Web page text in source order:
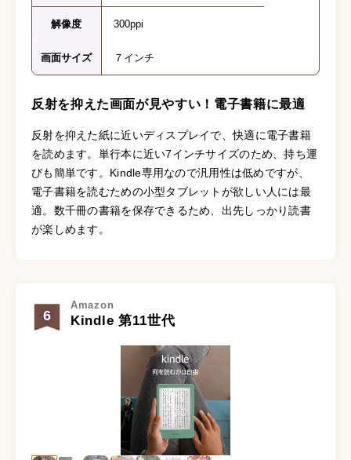
解像度 300ppi
画面サイズ ７インチ
反射を抑えた画面が見やすい！電子書籍に最適
反射を抑えた紙に近いディスプレイで、快適に電子書籍
を読めます。単行本に近い7インチサイズのため、持ち運
びも簡単です。Kindle専用なので汎用性は低めですが、
電子書籍を読むための小型タブレットが欲しい人には最
適。数千冊の書籍を保存できるため、出先しっかり読書
が楽しめます。
6
Amazon
Kindle 第11世代